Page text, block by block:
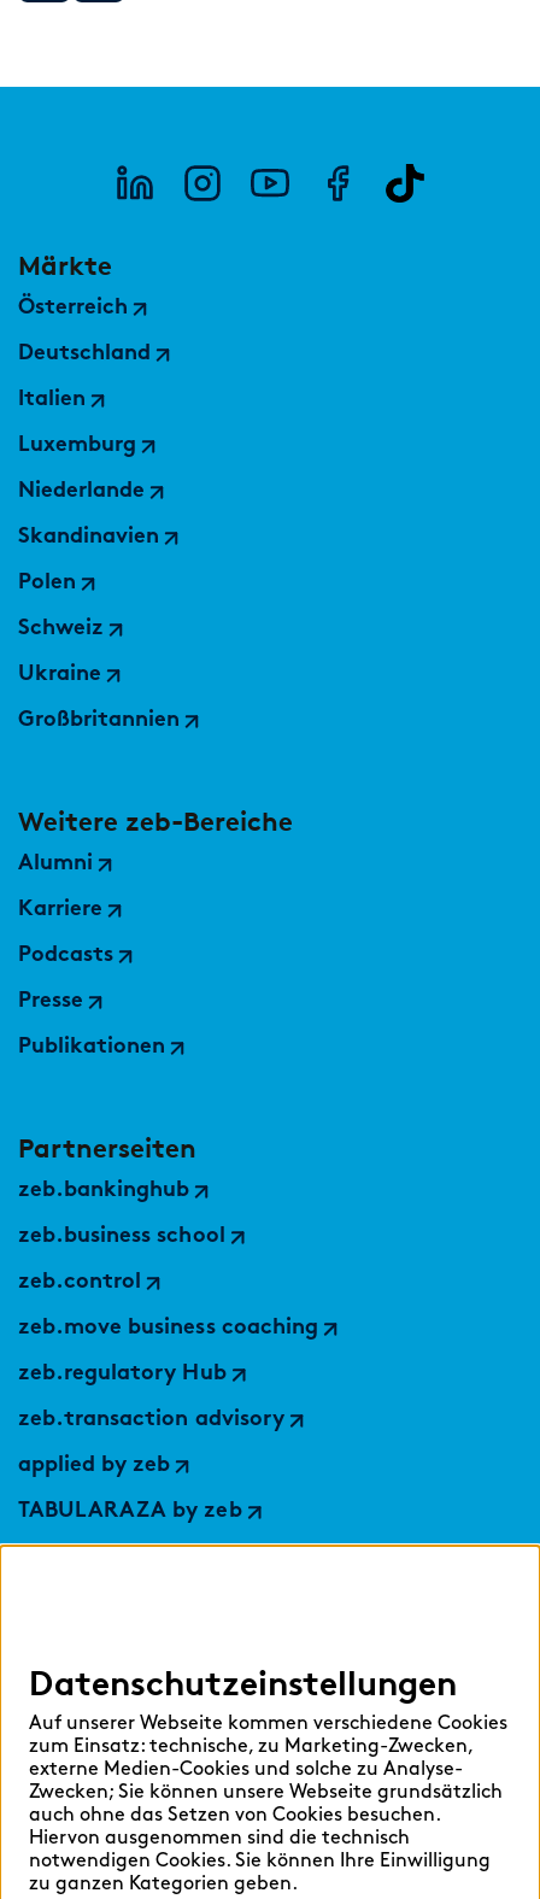
Märkte
Österreich
Deutschland
Italien
Luxemburg
Niederlande
Skandinavien
Polen
Schweiz
Ukraine
Großbritannien
Weitere zeb-Bereiche
Alumni
Karriere
Podcasts
Presse
Publikationen
Partnerseiten
zeb.bankinghub
zeb.business school
zeb.control
zeb.move business coaching
zeb.regulatory Hub
zeb.transaction advisory
applied by zeb
TABULARAZA by zeb
Hilfen
Sprache auswählen:
Deutsch English
Datenschutzeinstellungen
Auf unserer Webseite kommen verschiedene Cookies
zum Einsatz: technische, zu Marketing-Zwecken,
externe Medien-Cookies und solche zu Analyse-
Zwecken; Sie können unsere Webseite grundsätzlich
auch ohne das Setzen von Cookies besuchen.
Hiervon ausgenommen sind die technisch
notwendigen Cookies. Sie können Ihre Einwilligung
zu ganzen Kategorien geben.